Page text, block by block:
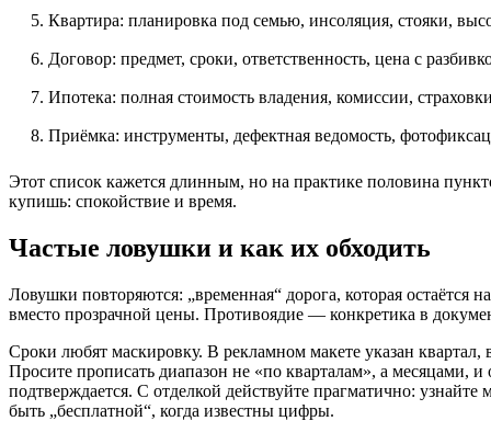
Квартира: планировка под семью, инсоляция, стояки,
Договор: предмет, сроки, ответственность, цена с
Ипотека: полная стоимость владения, комиссии,
Приёмка: инструменты, дефектная ведомость,
Этот список кажется длинным, но на практике половина
купишь: спокойствие и время.
Частые ловушки и как их обходить
Ловушки повторяются: „временная“ дорога, которая остаётся
вместо прозрачной цены. Противоядие — конкретика в
Сроки любят маскировку. В рекламном макете указан
Просите прописать диапазон не «по кварталам», а месяцами,
подтверждается. С отделкой действуйте прагматично:
быть „бесплатной“, когда известны цифры.